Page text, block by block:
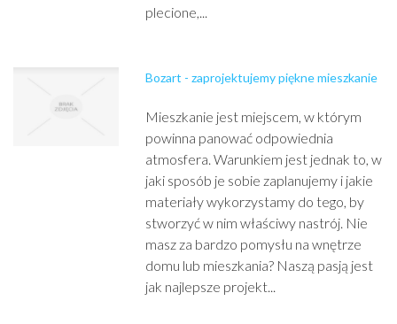
plecione,...
Bozart - zaprojektujemy piękne mieszkanie
Mieszkanie jest miejscem, w którym
powinna panować odpowiednia
atmosfera. Warunkiem jest jednak to, w
jaki sposób je sobie zaplanujemy i jakie
materiały wykorzystamy do tego, by
stworzyć w nim właściwy nastrój. Nie
masz za bardzo pomysłu na wnętrze
domu lub mieszkania? Naszą pasją jest
jak najlepsze projekt...